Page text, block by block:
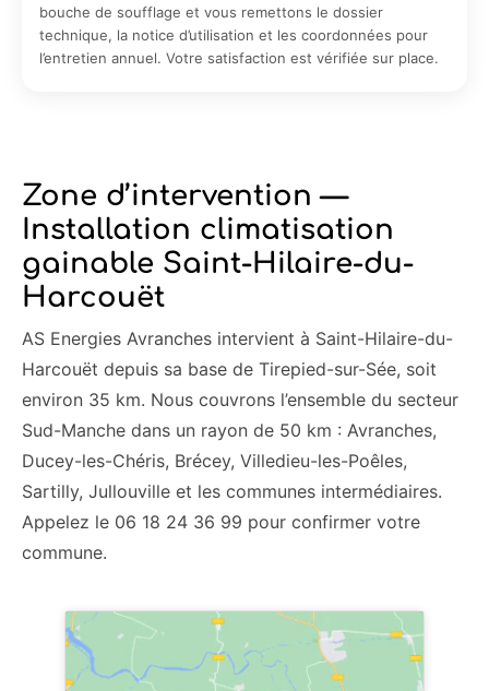
bouche de soufflage et vous remettons le dossier
technique, la notice d’utilisation et les coordonnées pour
l’entretien annuel. Votre satisfaction est vérifiée sur place.
Zone d’intervention —
Installation climatisation
gainable Saint-Hilaire-du-
Harcouët
AS Energies Avranches intervient à Saint-Hilaire-du-
Harcouët depuis sa base de Tirepied-sur-Sée, soit
environ 35 km. Nous couvrons l’ensemble du secteur
Sud-Manche dans un rayon de 50 km : Avranches,
Ducey-les-Chéris, Brécey, Villedieu-les-Poêles,
Sartilly, Jullouville et les communes intermédiaires.
Appelez le 06 18 24 36 99 pour confirmer votre
commune.